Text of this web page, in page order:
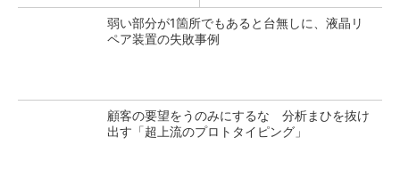
弱い部分が1箇所でもあると台無しに、液晶リ
ペア装置の失敗事例
顧客の要望をうのみにするな 分析まひを抜け
出す「超上流のプロトタイピング」